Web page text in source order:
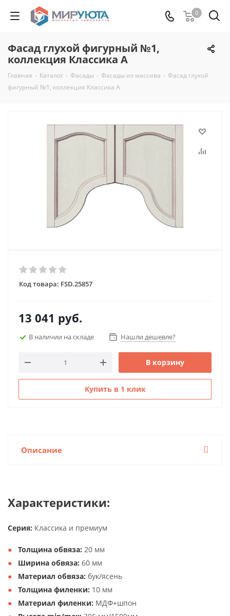
0
Фасад глухой фигурный №1,
коллекция Классика А
Главная - Каталог - Фасады - Фасады из массива - Фасад глухой
фигурный №1, коллекция Классика А
Код товара: FSD.25857
13 041 руб.
В наличии на складе Нашли дешевле?
В корзину
Купить в 1 клик
Описание
Характеристики:
Серия: Классика и премиум
Толщина обвяза: 20 мм
Ширина обвяза: 60 мм
Материал обвяза: бук/ясень
Толщина филенки: 10 мм
Материал филенки: МДФ+шпон